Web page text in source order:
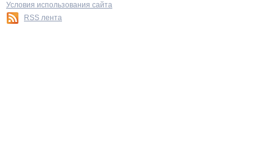
Условия использования сайта
RSS лента